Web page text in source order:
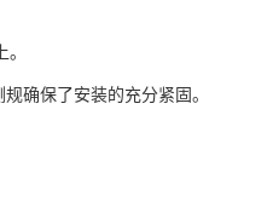
确保了安装的充分紧固。